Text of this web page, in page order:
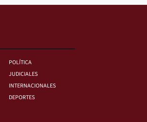
POLÍTICA
JUDICIALES
INTERNACIONALES
DEPORTES